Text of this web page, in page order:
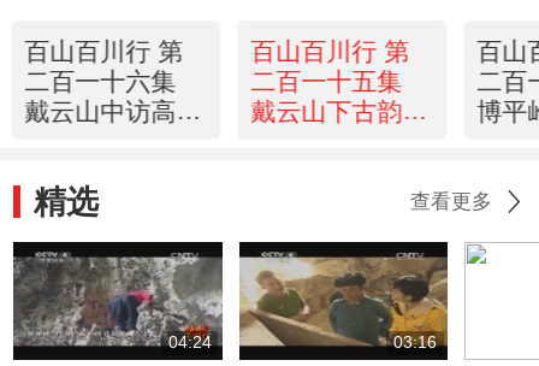
百山百川行 第
二百一十六集
戴云山中访高人
百山百川行 第
二百一十五集
戴云山下古韵长
百山
二百
博平
精选 查看更多
04:24 03:16